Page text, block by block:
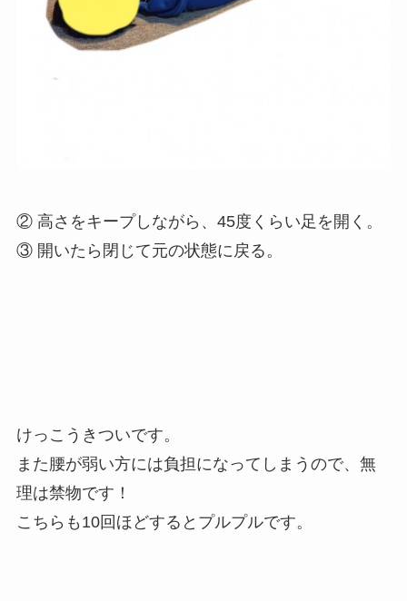
② 高さをキープしながら、45度くらい足を開く。
③ 開いたら閉じて元の状態に戻る。
けっこうきついです。
また腰が弱い方には負担になってしまうので、無
理は禁物です！
こちらも10回ほどするとプルプルです。